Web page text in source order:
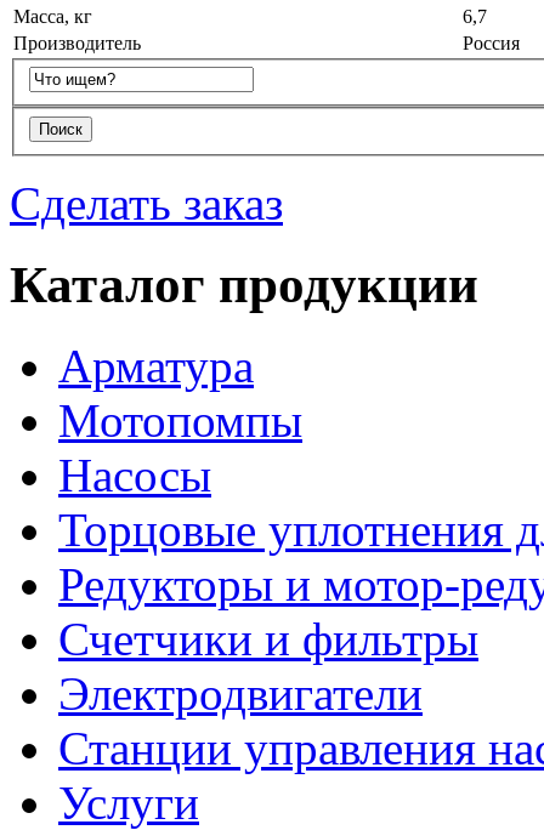
Масса, кг
6,7
Производитель
Россия
Сделать заказ
Каталог продукции
Арматура
Мотопомпы
Насосы
Торцовые уплотнения
Редукторы и мотор-
Счетчики и фильтры
Электродвигатели
Станции управления
Услуги